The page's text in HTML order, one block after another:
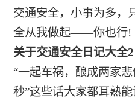
交通安全，小事为多，
全从我做起——你也行!
关于交通安全日记大全2
“一起车祸，酿成两家
秒”这些话大家都耳熟